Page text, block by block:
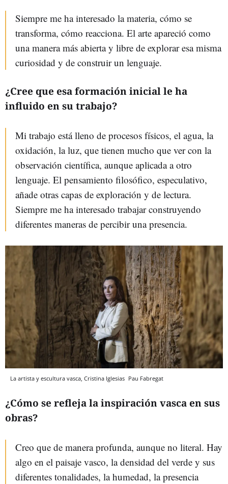
Siempre me ha interesado la materia, cómo se
transforma, cómo reacciona. El arte apareció como
una manera más abierta y libre de explorar esa misma
curiosidad y de construir un lenguaje.
¿Cree que esa formación inicial le ha
influido en su trabajo?
Mi trabajo está lleno de procesos físicos, el agua, la
oxidación, la luz, que tienen mucho que ver con la
observación científica, aunque aplicada a otro
lenguaje. El pensamiento filosófico, especulativo,
añade otras capas de exploración y de lectura.
Siempre me ha interesado trabajar construyendo
diferentes maneras de percibir una presencia.
La artista y escultura vasca, Cristina Iglesias Pau Fabregat
¿Cómo se refleja la inspiración vasca en sus
obras?
Creo que de manera profunda, aunque no literal. Hay
algo en el paisaje vasco, la densidad del verde y sus
diferentes tonalidades, la humedad, la presencia